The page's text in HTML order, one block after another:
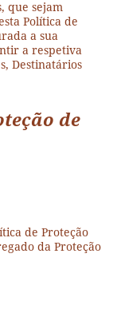
que sejam
Política de
a sua
a respetiva
Destinatários
de
de Proteção
da Proteção